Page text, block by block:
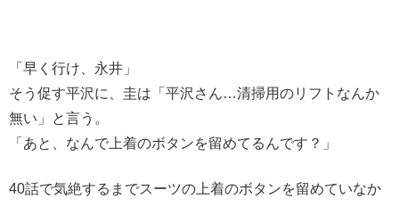
「早く行け、永井」
そう促す平沢に、圭は「平沢さん…清掃用のリフトなんか
無い」と言う。
「あと、なんで上着のボタンを留めてるんです？」
40話で気絶するまでスーツの上着のボタンを留めていなか